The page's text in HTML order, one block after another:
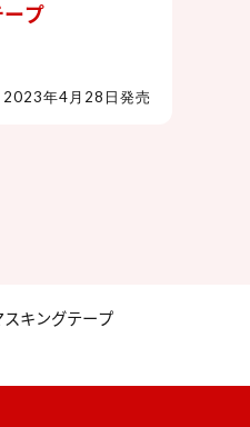
プ
ープ
2023年4月28日発売
スキングテープ